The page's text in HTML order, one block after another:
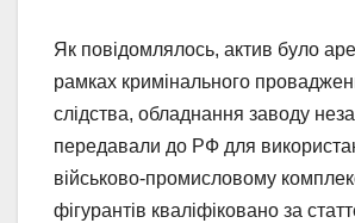
Як повідомлялось, актив було
рамках кримінального
слідства, обладнання заводу
передавали до РФ для
військово-промисловому
фігурантів кваліфіковано за